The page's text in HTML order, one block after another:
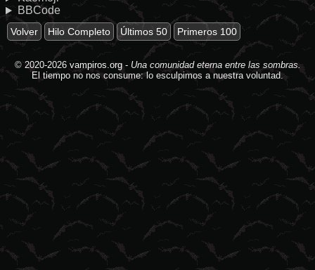
BBCode
Volver Hilo Completo Últimos 50 Primeros 100
© 2020-2026 vampiros.org- Una comunidad eterna entre las sombras.
El tiempo no nos consume: lo esculpimos a nuestra voluntad.